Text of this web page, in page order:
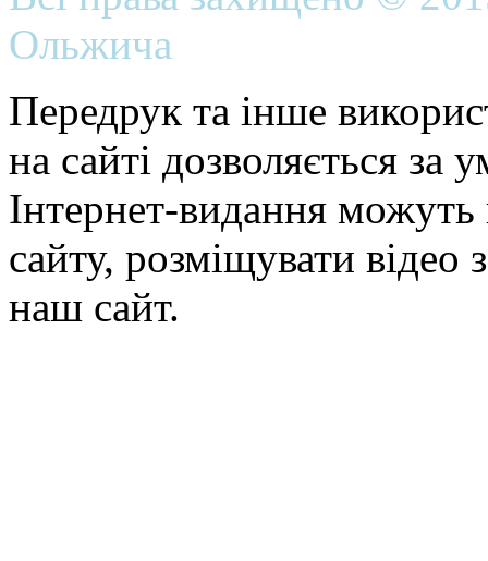
Ольжича
Передрук та інше
на сайті дозволяється
Інтернет-видання можуть
сайту, розміщувати відео
наш сайт.